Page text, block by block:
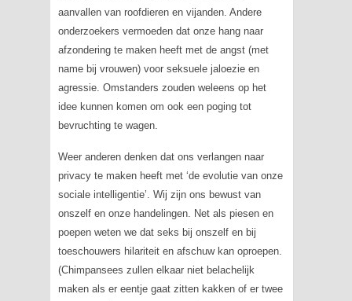
aanvallen van roofdieren en vijanden. Andere
onderzoekers vermoeden dat onze hang naar
afzondering te maken heeft met de angst (met
name bij vrouwen) voor seksuele jaloezie en
agressie. Omstanders zouden weleens op het
idee kunnen komen om ook een poging tot
bevruchting te wagen.
Weer anderen denken dat ons verlangen naar
privacy te maken heeft met ‘de evolutie van onze
sociale intelligentie’. Wij zijn ons bewust van
onszelf en onze handelingen. Net als piesen en
poepen weten we dat seks bij onszelf en bij
toeschouwers hilariteit en afschuw kan oproepen.
(Chimpansees zullen elkaar niet belachelijk
maken als er eentje gaat zitten kakken of er twee